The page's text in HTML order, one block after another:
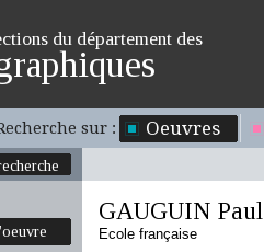
du département des
sur : Oeuvres
GAUGUIN Paul
Ecole française